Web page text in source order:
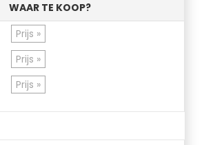
WAAR TE KOOP?
Prijs »
Prijs »
Prijs »